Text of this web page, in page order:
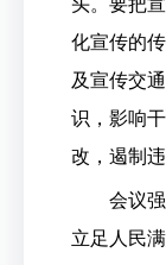
头。要把
化宣传的
及宣传交
识，影响
改，遏制
会议
立足人民